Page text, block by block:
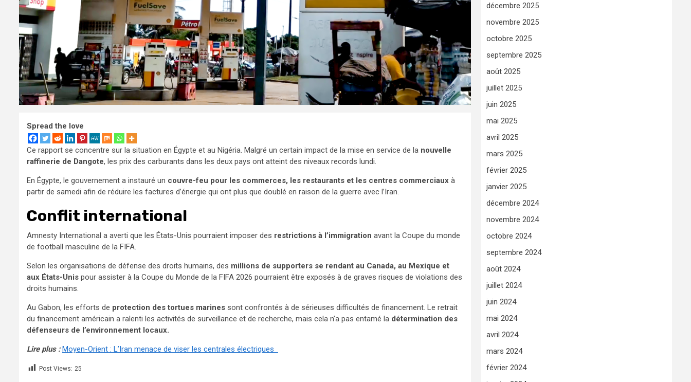
Spread the love
Ce rapport se concentre sur la situation en Égypte et au Nigéria. Malgré un certain impact de la mise en service de la nouvelle
raffinerie de Dangote, les prix des carburants dans les deux pays ont atteint des niveaux records lundi.
En Égypte, le gouvernement a instauré un couvre-feu pour les commerces, les restaurants et les centres commerciaux à
partir de samedi afin de réduire les factures d’énergie qui ont plus que doublé en raison de la guerre avec l’Iran.
Conflit international
Amnesty International a averti que les États-Unis pourraient imposer des restrictions à l’immigration avant la Coupe du monde
de football masculine de la FIFA.
Selon les organisations de défense des droits humains, des millions de supporters se rendant au Canada, au Mexique et
aux États-Unis pour assister à la Coupe du Monde de la FIFA 2026 pourraient être exposés à de graves risques de violations des
droits humains.
Au Gabon, les efforts de protection des tortues marines sont confrontés à de sérieuses difficultés de financement. Le retrait
du financement américain a ralenti les activités de surveillance et de recherche, mais cela n’a pas entamé la détermination des
défenseurs de l’environnement locaux.
Lire plus :Moyen-Orient : L’Iran menace de viser les centrales électriques
Post Views: 25
décembre 2025
novembre 2025
octobre 2025
septembre 2025
août 2025
juillet 2025
juin 2025
mai 2025
avril 2025
mars 2025
février 2025
janvier 2025
décembre 2024
novembre 2024
octobre 2024
septembre 2024
août 2024
juillet 2024
juin 2024
mai 2024
avril 2024
mars 2024
février 2024